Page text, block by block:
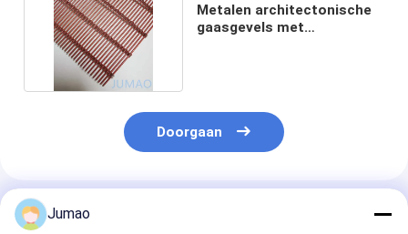
Metalen architectonische
gaasgevels met
Doorgaan
Geadviseerde Producten
Jumao